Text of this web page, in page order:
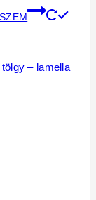
– lamella